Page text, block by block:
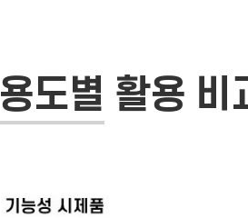
용도별 활용 비